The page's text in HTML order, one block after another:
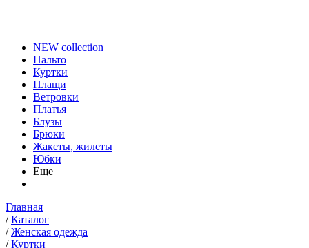
NEW collection
Пальто
Куртки
Плащи
Ветровки
Платья
Блузы
Брюки
Жакеты, жилеты
Юбки
Еще
Главная
/ Каталог
/ Женская одежда
/ Куртки